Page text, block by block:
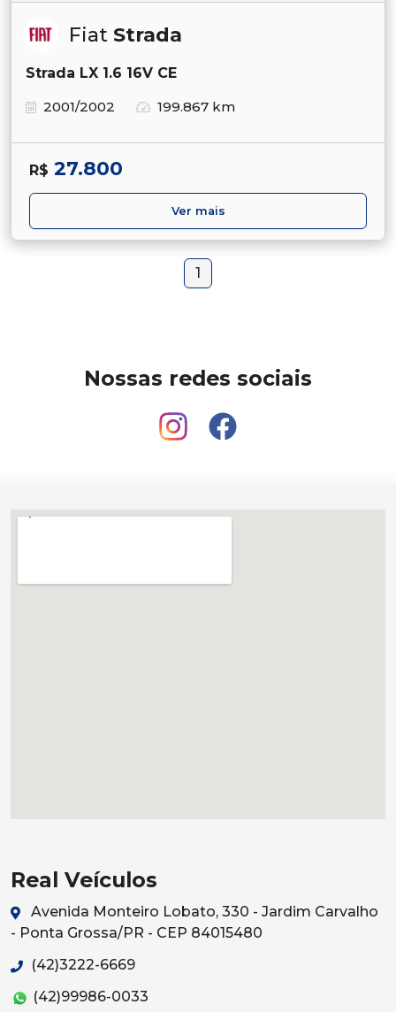
Fiat Strada
Strada LX 1.6 16V CE
2001/2002
199.867 km
R$ 27.800
Ver mais
1
Nossas redes sociais
Real Veículos
Avenida Monteiro Lobato, 330 - Jardim Carvalho
- Ponta Grossa/PR - CEP 84015480
(42)3222-6669
(42)99986-0033